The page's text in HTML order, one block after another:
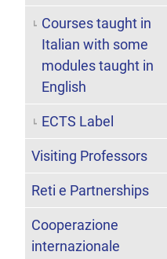
Courses taught in
Italian with some
modules taught in
English
ECTS Label
Visiting Professors
Reti e Partnerships
Cooperazione
internazionale